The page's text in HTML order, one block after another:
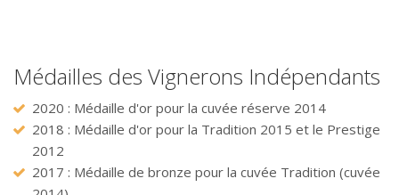
Médailles des Vignerons Indépendants
2020 : Médaille d'or pour la cuvée réserve 2014
2018 : Médaille d'or pour la Tradition 2015 et le Prestige
2012
2017 : Médaille de bronze pour la cuvée Tradition (cuvée